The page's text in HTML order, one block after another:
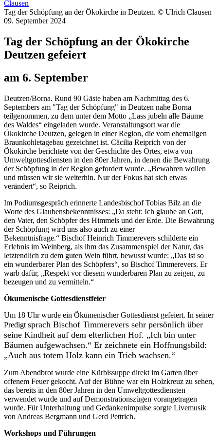
Tag der Schöpfung an der Ökokirche in Deutzen. © Ulrich Clausen
09. September 2024
Tag der Schöpfung an der Ökokirche
Deutzen gefeiert
am 6. September
Deutzen/Borna. Rund 90 Gäste haben am Nachmittag des 6.
Septembers am "Tag der Schöpfung" in Deutzen nahe Borna
teilgenommen, zu dem unter dem Motto „Lass jubeln alle Bäume
des Waldes“ eingeladen wurde. Veranstaltungsort war die
Ökokirche Deutzen, gelegen in einer Region, die vom ehemaligen
Braunkohletagebau gezeichnet ist. Cäcilia Reiprich von der
Ökokirche berichtete von der Geschichte des Ortes, etwa von
Umweltgottesdiensten in den 80er Jahren, in denen die Bewahrung
der Schöpfung in der Region gefordert wurde. „Bewahren wollen
und müssen wir sie weiterhin. Nur der Fokus hat sich etwas
verändert“, so Reiprich.
Im Podiumsgespräch erinnerte Landesbischof Tobias Bilz an die
Worte des Glaubensbekenntnisses: „Da steht: Ich glaube an Gott,
den Vater, den Schöpfer des Himmels und der Erde. Die Bewahrung
der Schöpfung wird uns also auch zu einer
Bekenntnisfrage.“ Bischof Heinrich Timmerevers schilderte ein
Erlebnis im Weinberg, als ihm das Zusammenspiel der Natur, das
letztendlich zu dem guten Wein führt, bewusst wurde: „Das ist so
ein wunderbarer Plan des Schöpfers“, so Bischof Timmerevers. Er
warb dafür, „Respekt vor diesem wunderbaren Plan zu zeigen, zu
bezeugen und zu vermitteln.“
Ökumenische Gottesdienstfeier
Um 18 Uhr wurde ein Ökumenischer Gottesdienst gefeiert. In seiner
Predigt sprach Bischof Timmerevers sehr persönlich über
seine Kindheit auf dem elterlichen Hof. „Ich bin unter
Bäumen aufgewachsen.“ Er zeichnete ein Hoffnungsbild:
„Auch aus totem Holz kann ein Trieb wachsen.“
Zum Abendbrot wurde eine Kürbissuppe direkt im Garten über
offenem Feuer gekocht. Auf der Bühne war ein Holzkreuz zu sehen,
das bereits in den 80er Jahren in den Umweltgottesdiensten
verwendet wurde und auf Demonstrationszügen vorangetragen
wurde. Für Unterhaltung und Gedankenimpulse sorgte Livemusik
von Andreas Bergmann und Gerd Pettrich.
Workshops und Führungen